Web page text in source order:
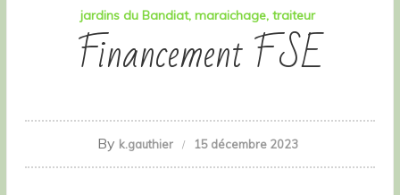
jardins du Bandiat maraichage traiteur
Financement FSE
By k.gauthier 15 décembre 2023